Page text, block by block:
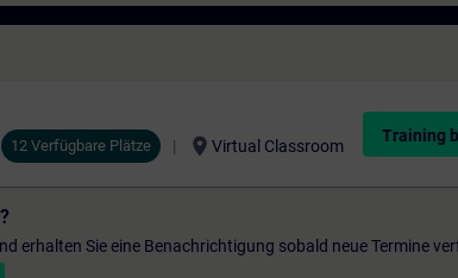
12 Verfügbare Plätze location_on Virtual Classroom
Training
erhalten Sie eine Benachrichtigung sobald neue Termine